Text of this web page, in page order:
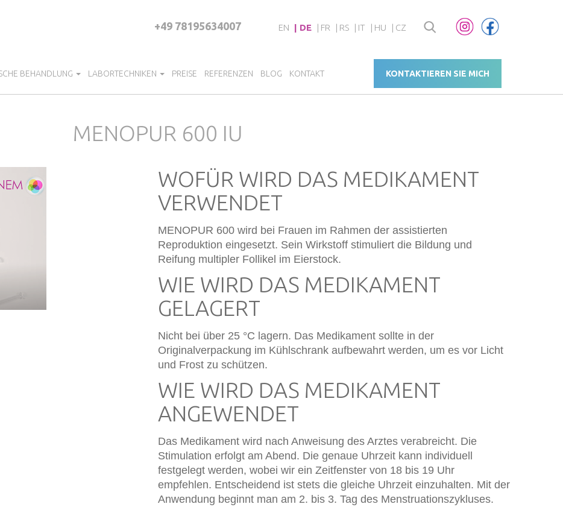
EN DE FR RS IT HU CZ
+49 78195634007
BEHANDLUNG LABORTECHNIKEN PREISE REFERENZEN BLOG KONTAKT KONTAKTIEREN SIE MICH
MENOPUR 600 IU
WOFÜR WIRD DAS MEDIKAMENT
VERWENDET
MENOPUR 600 wird bei Frauen im Rahmen der assistierten
Reproduktion eingesetzt. Sein Wirkstoff stimuliert die Bildung und
Reifung multipler Follikel im Eierstock.
WIE WIRD DAS MEDIKAMENT
GELAGERT
Nicht bei über 25 °C lagern. Das Medikament sollte in der
Originalverpackung im Kühlschrank aufbewahrt werden, um es vor Licht
und Frost zu schützen.
WIE WIRD DAS MEDIKAMENT
ANGEWENDET
Das Medikament wird nach Anweisung des Arztes verabreicht. Die
Stimulation erfolgt am Abend. Die genaue Uhrzeit kann individuell
festgelegt werden, wobei wir ein Zeitfenster von 18 bis 19 Uhr
empfehlen. Entscheidend ist stets die gleiche Uhrzeit einzuhalten. Mit der
Anwendung beginnt man am 2. bis 3. Tag des Menstruationszykluses.